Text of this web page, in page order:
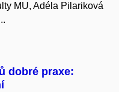
MU, Adéla Pilariková
dobré praxe: